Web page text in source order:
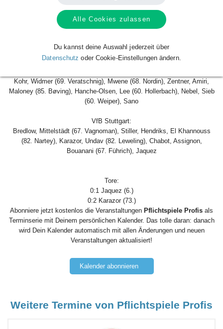
Ort der Veranstaltung
MEWA ARENA (Stadion), Mainz, Deutschland
Kohr, Widmer (69. Veratschnig), Mwene (68. Nordin), Zentner, Amiri,
Maloney (85. Bøving), Hanche-Olsen, Lee (60. Hollerbach), Nebel, Sieb
(60. Weiper), Sano
VfB Stuttgart:
Bredlow, Mittelstädt (67. Vagnoman), Stiller, Hendriks, El Khannouss
(82. Nartey), Karazor, Undav (82. Leweling), Chabot, Assignon,
Bouanani (67. Führich), Jaquez
Tore:
0:1 Jaquez (6.)
0:2 Karazor (73.)
Abonniere jetzt kostenlos die Veranstaltungen Pflichtspiele Profis als
Terminserie mit Deinem persönlichen Kalender. Das tolle daran: danach
wird Dein Kalender automatisch mit allen Änderungen und neuen
Veranstaltungen aktualisiert!
Kalender abonnieren
Weitere Termine von Pflichtspiele Profis
Alle Cookies zulassen
Du kannst deine Auswahl jederzeit über
Datenschutz oder Cookie-Einstellungen ändern.